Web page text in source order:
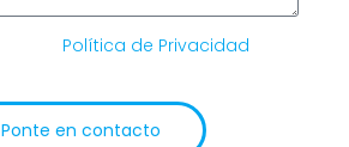
Política de Privacidad
Ponte en contacto